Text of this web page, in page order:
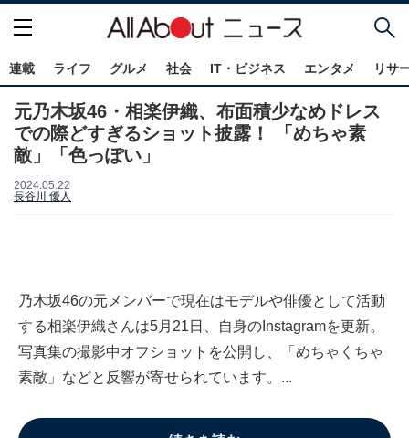
連載 ライフ グルメ 社会 IT・ビジネス エンタメ リサ
元乃木坂46・相楽伊織、布面積少なめドレス
での際どすぎるショット披露！ 「めちゃ素
敵」「色っぽい」
2024.05.22
長谷川 優人
乃木坂46の元メンバーで現在はモデルや俳優として活動
する相楽伊織さんは5月21日、自身のInstagramを更新。
写真集の撮影中オフショットを公開し、「めちゃくちゃ
素敵」などと反響が寄せられています。...